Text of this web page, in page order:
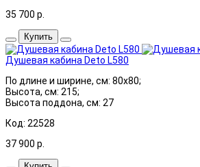
35 700 р.
Купить
Душевая кабина Deto L580
По длине и ширине, см: 80x80;
Высота, см: 215;
Высота поддона, см: 27
Код: 22528
37 900 р.